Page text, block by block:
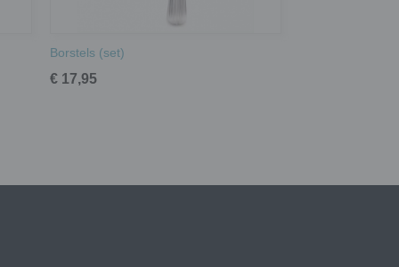
Borstels (set)
€ 17,95